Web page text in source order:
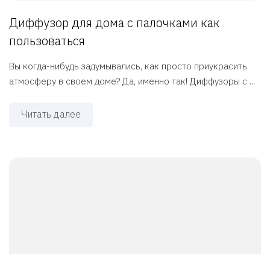
Диффузор для дома с палочками как
пользоваться
Вы когда-нибудь задумывались, как просто приукрасить
атмосферу в своем доме? Да, именно так! Диффузоры с ...
Читать далее